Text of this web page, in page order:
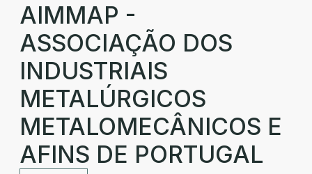
AIMMAP -
ASSOCIAÇÃO DOS
INDUSTRIAIS
METALÚRGICOS
METALOMECÂNICOS E
AFINS DE PORTUGAL